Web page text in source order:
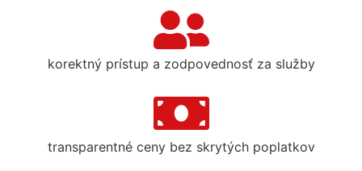
korektný prístup a zodpovednosť za služby
transparentné ceny bez skrytých poplatkov